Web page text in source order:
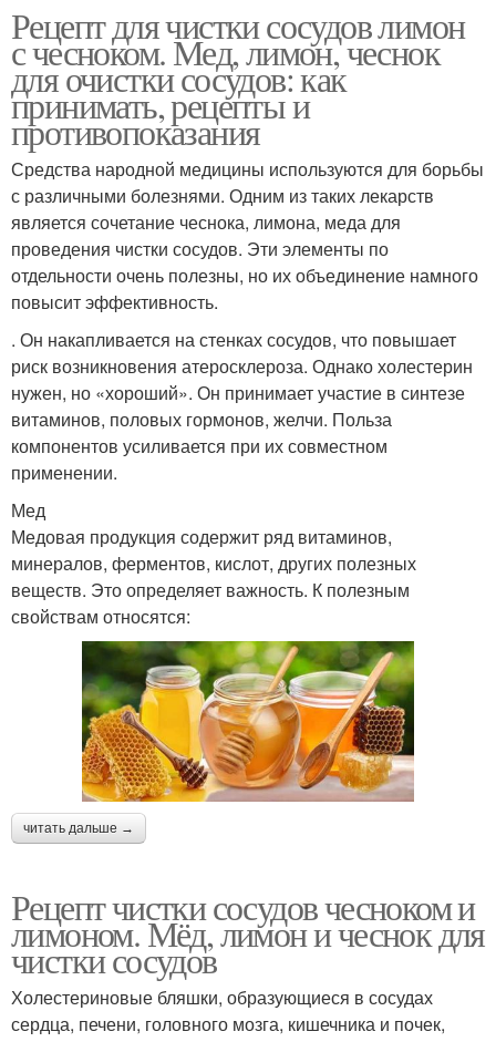
Рецепт для чистки сосудов лимон
с чесноком. Мед, лимон, чеснок
для очистки сосудов: как
принимать, рецепты и
противопоказания
Средства народной медицины используются для борьбы
с различными болезнями. Одним из таких лекарств
является сочетание чеснока, лимона, меда для
проведения чистки сосудов. Эти элементы по
отдельности очень полезны, но их объединение намного
повысит эффективность.
. Он накапливается на стенках сосудов, что повышает
риск возникновения атеросклероза. Однако холестерин
нужен, но «хороший». Он принимает участие в синтезе
витаминов, половых гормонов, желчи. Польза
компонентов усиливается при их совместном
применении.
Мед
Медовая продукция содержит ряд витаминов,
минералов, ферментов, кислот, других полезных
веществ. Это определяет важность. К полезным
свойствам относятся:
читать дальше →
Рецепт чистки сосудов чесноком и
лимоном. Мёд, лимон и чеснок для
чистки сосудов
Холестериновые бляшки, образующиеся в сосудах
сердца, печени, головного мозга, кишечника и почек,